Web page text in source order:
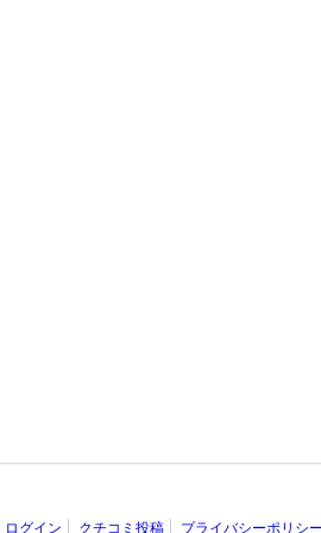
ログイン クチコミ投稿 プライバシーポリシー